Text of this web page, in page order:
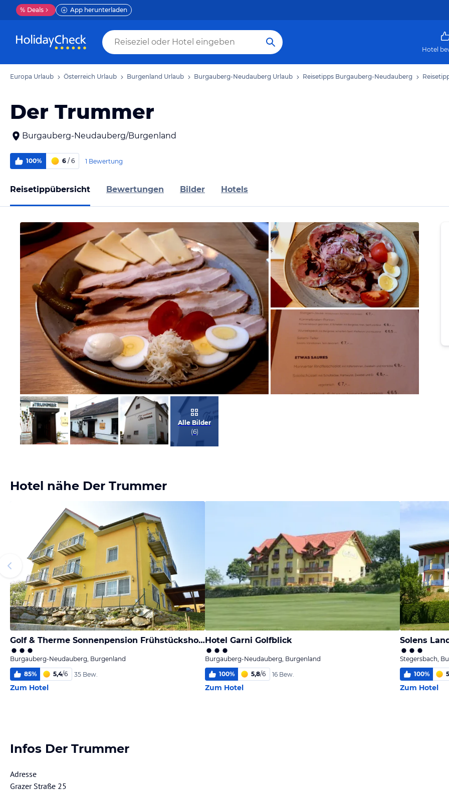
% Deals App herunterladen
Hotel
Europa Urlaub Österreich Urlaub Burgenland Urlaub Burgauberg-Neudauberg Urlaub Reisetipps Burgauberg-Neudauberg
Der Trummer
Burgauberg-Neudauberg/Burgenland
100% 6 / 6 1 Bewertung
Reisetippübersicht Bewertungen Bilder Hotels
Bild melden
von Elfriede
Bild melden
von Elfriede
Alle Bilder
(6)
Hotel nähe Der Trummer
Golf & Therme Sonnenpension Frühstückshotel Burgauberg Stegersbach
Burgauberg-Neudauberg, Burgenland
85% 5,4/6 35 Bew.
Zum Hotel
Hotel Garni Golfblick
Burgauberg-Neudauberg, Burgenland
100% 5,8/6 16 Bew.
Zum Hotel
Solens
Stegersbach,
100%
Zum Hotel
Infos Der Trummer
Adresse
Grazer Straße 25